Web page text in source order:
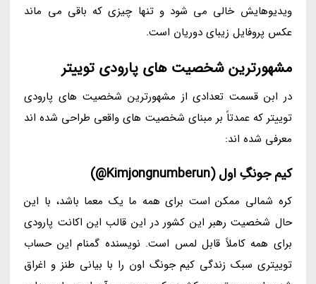
ویدیوهایش خالی می شود و تنها چیزی که باقی می ماند
عکس پروفایل زیبای دوریان است.
مشهورترین شخصیت های پارودی توییتر
در ابن قسمت تعدادی از مشهورترین شخصیت های پارودی
توییتر که عمدتاً بر مبنای شخصیت های واقعی طراحی شده اند
معرفی شده اند:
کیم جونگِ اول (Kimjongnumberun@)
کره شمالی ممکن است برای همه ما یک معما باشد، با این
حال شخصیت رهبر این کشور در این قالب این اکانت پارودی
برای همه کاملاً قابل لمس است. نویسنده گمنام این حساب
توییتری سبک زندگی کیم جونگ اون را با بیانی طنز و اغراق